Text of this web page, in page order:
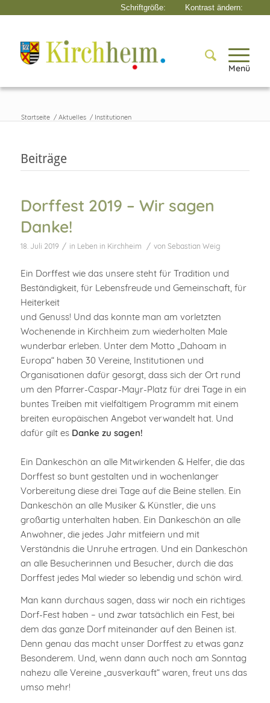
Menü
Startseite / Aktuelles / Institutionen
Beiträge
Dorffest 2019 – Wir sagen
Danke!
18. Juli 2019 / in Leben in Kirchheim / von Sebastian Weig
Ein Dorffest wie das unsere steht für Tradition und
Beständigkeit, für Lebensfreude und Gemeinschaft, für
Heiterkeit
und Genuss! Und das konnte man am vorletzten
Wochenende in Kirchheim zum wiederholten Male
wunderbar erleben. Unter dem Motto „Dahoam in
Europa“ haben 30 Vereine, Institutionen und
Organisationen dafür gesorgt, dass sich der Ort rund
um den Pfarrer-Caspar-Mayr-Platz für drei Tage in ein
buntes Treiben mit vielfältigem Programm mit einem
breiten europäischen Angebot verwandelt hat. Und
dafür gilt es Danke zu sagen!
Ein Dankeschön an alle Mitwirkenden & Helfer, die das
Dorffest so bunt gestalten und in wochenlanger
Vorbereitung diese drei Tage auf die Beine stellen. Ein
Dankeschön an alle Musiker & Künstler, die uns
großartig unterhalten haben. Ein Dankeschön an alle
Anwohner, die jedes Jahr mitfeiern und mit
Verständnis die Unruhe ertragen. Und ein Dankeschön
an alle Besucherinnen und Besucher, durch die das
Dorffest jedes Mal wieder so lebendig und schön wird.
Man kann durchaus sagen, dass wir noch ein richtiges
Dorf-Fest haben – und zwar tatsächlich ein Fest, bei
dem das ganze Dorf miteinander auf den Beinen ist.
Denn genau das macht unser Dorffest zu etwas ganz
Besonderem. Und, wenn dann auch noch am Sonntag
nahezu alle Vereine „ausverkauft“ waren, freut uns das
umso mehr!